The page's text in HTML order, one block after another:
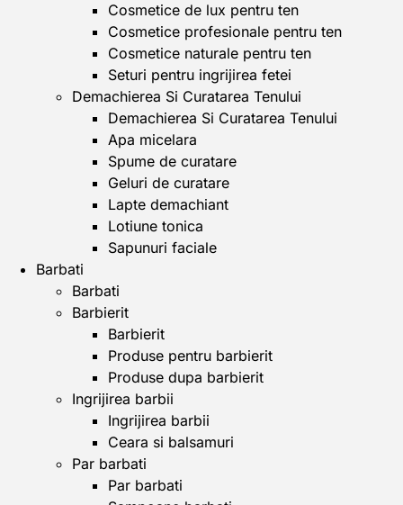
Cosmetice de lux pentru ten
Cosmetice profesionale pentru ten
Cosmetice naturale pentru ten
Seturi pentru ingrijirea fetei
Demachierea Si Curatarea Tenului
Demachierea Si Curatarea Tenului
Apa micelara
Spume de curatare
Geluri de curatare
Lapte demachiant
Lotiune tonica
Sapunuri faciale
Barbati
Barbati
Barbierit
Barbierit
Produse pentru barbierit
Produse dupa barbierit
Ingrijirea barbii
Ingrijirea barbii
Ceara si balsamuri
Par barbati
Par barbati